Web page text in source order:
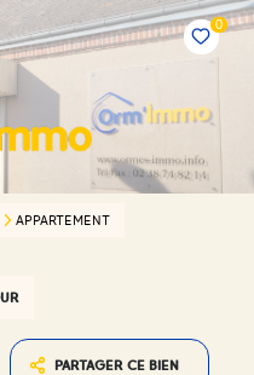
0
APPARTEMENT
PARTAGER CE BIEN